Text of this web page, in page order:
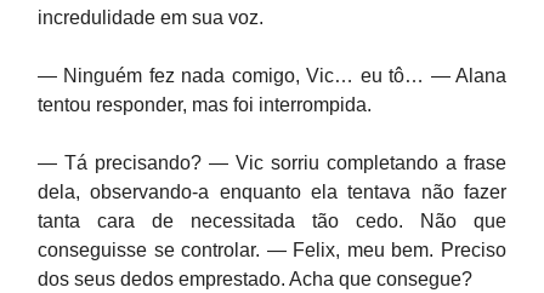
incredulidade em sua voz.
— Ninguém fez nada comigo, Vic… eu tô… — Alana
tentou responder, mas foi interrompida.
— Tá precisando? — Vic sorriu completando a frase
dela, observando-a enquanto ela tentava não fazer
tanta cara de necessitada tão cedo. Não que
conseguisse se controlar. — Felix, meu bem. Preciso
dos seus dedos emprestado. Acha que consegue?